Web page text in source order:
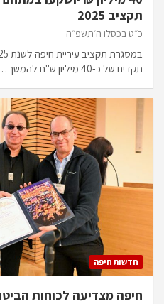
תקציב 2025
כ״ט בכסלו ה׳תשפ״ה
תקדים של כ-40 מיליון ש"ח להמשך…
חדשות חיפה
חיפה מצדיעה לכוחות